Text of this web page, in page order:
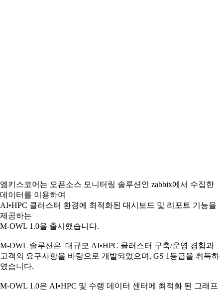
엠키스코어는 오픈소스 모니터링 솔루션인 zabbix에서 수집한
데이터를 이용하여
AI•HPC 클러스터 환경에 최적화된 대시보드 및 리포트 기능을
제공하는
M-OWL 1.0을 출시했습니다.
M-OWL 솔루션은 대규모 AI•HPC 클러스터 구축/운영 경험과
고객의 요구사항을 바탕으로 개발되었으며, GS 1등급을 취득하
였습니다.
M-OWL 1.0은 AI•HPC 및 수랭 데이터 센터에 최적화 된 그래프